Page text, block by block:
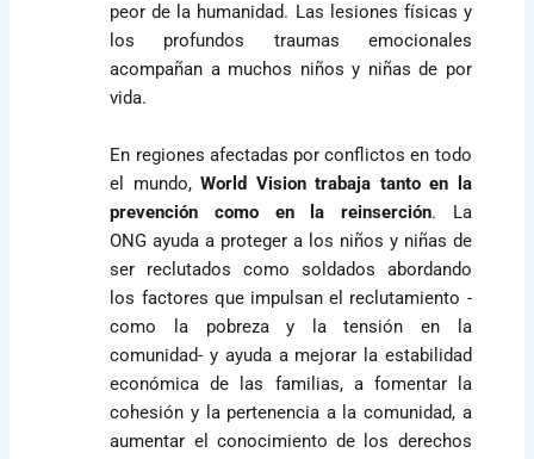
peor de la humanidad. Las lesiones físicas y
los profundos traumas emocionales
acompañan a muchos niños y niñas de por
vida.
En regiones afectadas por conflictos en todo
el mundo,World Vision trabaja tanto en la
prevención como en la reinserción. La
ONG ayuda a proteger a los niños y niñas de
ser reclutados como soldados abordando
los factores que impulsan el reclutamiento -
como la pobreza y la tensión en la
comunidad- y ayuda a mejorar la estabilidad
económica de las familias, a fomentar la
cohesión y la pertenencia a la comunidad, a
aumentar el conocimiento de los derechos